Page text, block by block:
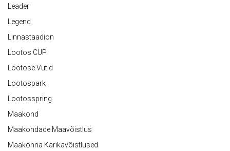
Leader
Legend
Linnastaadion
Lootos CUP
Lootose Vutid
Lootospark
Lootosspring
Maakond
Maakondade Maavõistlus
Maakonna Karikavõistlused